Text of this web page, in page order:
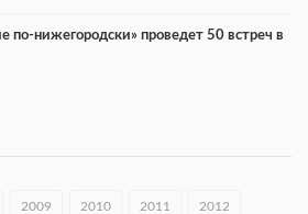
по-нижегородски» проведет 50 встреч в
начал работу при правительстве
2009 2010 2011 2012